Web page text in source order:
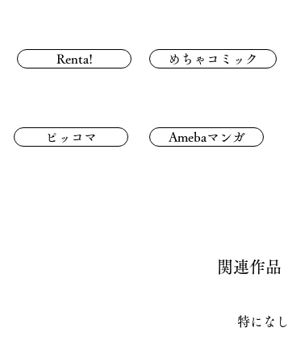
Renta! めちゃコミック
ピッコマ Amebaマンガ
関連作品
特になし